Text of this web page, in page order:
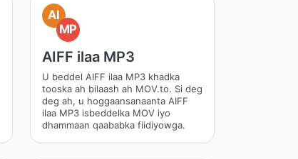
AI
MP
AIFF ilaa MP3
U beddel AIFF ilaa MP3 khadka
tooska ah bilaash ah MOV.to. Si deg
deg ah, u hoggaansanaanta AIFF
ilaa MP3 isbeddelka MOV iyo
dhammaan qaababka fiidiyowga.